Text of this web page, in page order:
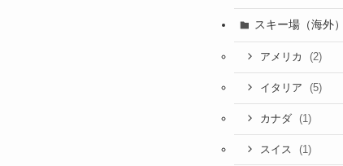
スキー場（海外）
アメリカ (2)
イタリア (5)
カナダ (1)
スイス (1)